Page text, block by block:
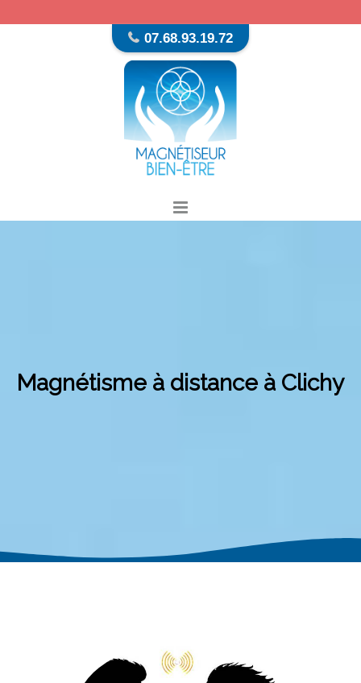
07.68.93.19.72
Magnétisme à distance à Clichy